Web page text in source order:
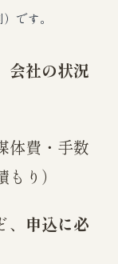
です。
会社の状況
体費・手数
り）
申込に必